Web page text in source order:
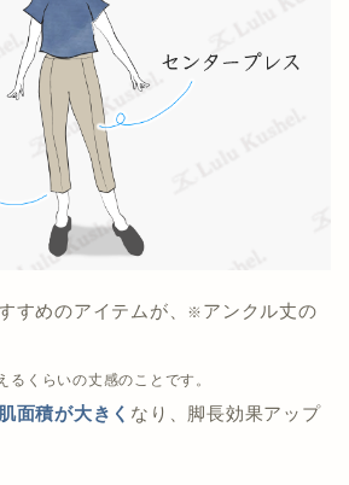
すめのアイテムが、 ※ アンクル丈の
くらいの丈感のことです。
肌面積が大きく なり、脚長効果アップ